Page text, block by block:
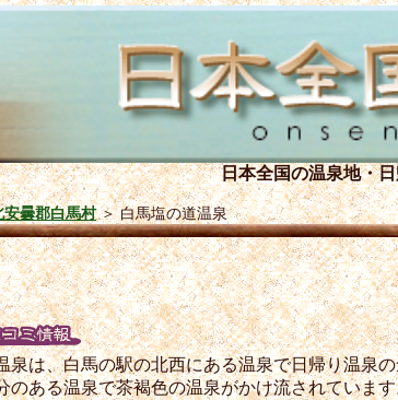
日本全国の温泉地・
安曇郡白馬村＞白馬塩の道温泉
泉は、白馬の駅の北西にある温泉で日帰り温泉
のある温泉で茶褐色の温泉がかけ流されていま